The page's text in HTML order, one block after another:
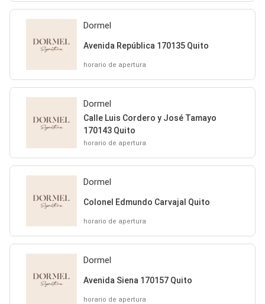
Dormel
Avenida República 170135 Quito
horario de apertura
Dormel
Calle Luis Cordero y José Tamayo
170143 Quito
horario de apertura
Dormel
Colonel Edmundo Carvajal Quito
horario de apertura
Dormel
Avenida Siena 170157 Quito
horario de apertura